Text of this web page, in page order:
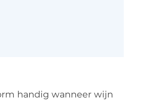
handig wanneer wijn